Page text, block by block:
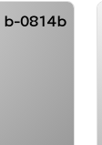
b-0814b